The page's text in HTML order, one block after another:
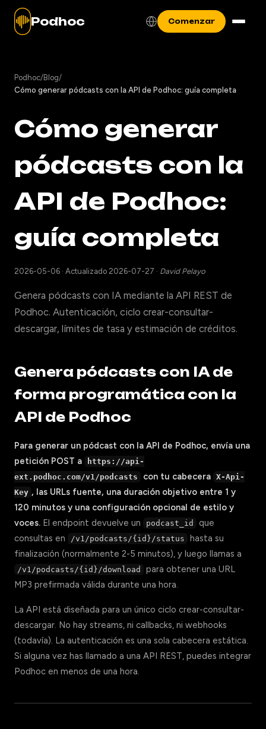
Podhoc Comenzar
Podhoc/Blog/
Cómo generar pódcasts con la API de Podhoc: guía completa
Cómo generar
pódcasts con la
API de Podhoc:
guía completa
2026-05-06 · Actualizado 2026-07-27 · David Pelayo
Genera pódcasts con IA mediante la API REST de
Podhoc. Autenticación, ciclo crear-consultar-
descargar, límites de tasa y estimación de créditos.
Genera pódcasts con IA de
forma programática con la
API de Podhoc
Para generar un pódcast con la API de Podhoc, envía una
petición POST a
https://api-
ext.podhoc.com/v1/podcasts
con tu cabecera
X-Api-
Key , las URLs fuente, una duración objetivo entre 1 y
120 minutos y una configuración opcional de estilo y
voces. El endpoint devuelve un podcast_id
que
consultas en
/v1/podcasts/{id}/status
hasta su
finalización (normalmente 2-5 minutos), y luego llamas a
/v1/podcasts/{id}/download
para obtener una URL
MP3 prefirmada válida durante una hora.
La API está diseñada para un único ciclo crear-consultar-
descargar. No hay streams, ni callbacks, ni webhooks
(todavía). La autenticación es una sola cabecera estática.
Si alguna vez has llamado a una API REST, puedes integrar
Podhoc en menos de una hora.